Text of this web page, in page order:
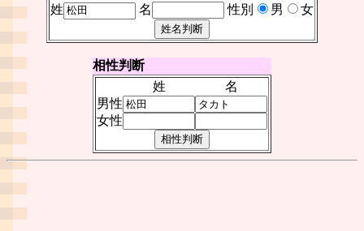
姓
名 性別 男 女
相性判断
姓
名
男性
女性